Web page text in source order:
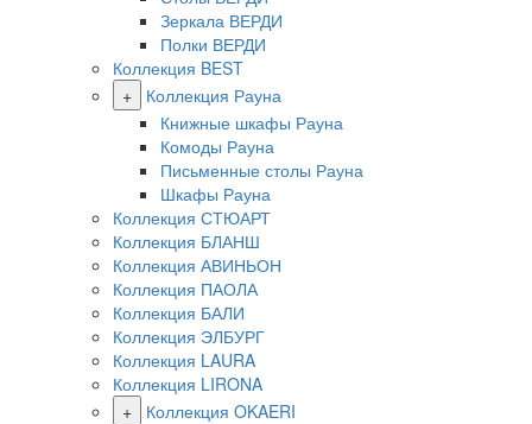
Зеркала ВЕРДИ
Полки ВЕРДИ
Коллекция BEST
+
Коллекция Рауна
Книжные шкафы Рауна
Комоды Рауна
Письменные столы Рауна
Шкафы Рауна
Коллекция СТЮАРТ
Коллекция БЛАНШ
Коллекция АВИНЬОН
Коллекция ПАОЛА
Коллекция БАЛИ
Коллекция ЭЛБУРГ
Коллекция LAURA
Коллекция LIRONA
+
Коллекция OKAERI